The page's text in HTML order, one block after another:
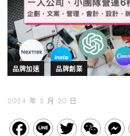
品牌加速 品牌創業
2024 年 2 月 20 日
F
L
T
W
M